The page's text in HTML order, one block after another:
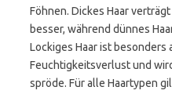
Föhnen. Dickes Haar
besser, während dünnes
Lockiges Haar ist besonders
Feuchtigkeitsverlust und
spröde. Für alle Haartypen